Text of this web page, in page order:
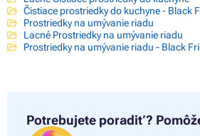
Čistiace prostriedky do kuchyne - Black
Prostriedky na umývanie riadu
Lacné Prostriedky na umývanie riadu
Prostriedky na umývanie riadu - Black
Potrebujete poradiť?